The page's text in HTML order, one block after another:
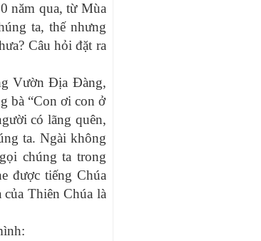
năm qua, từ Mùa
ta, thế nhưng
Câu hỏi đặt ra
Vườn Địa Đàng,
bà “Con ơi con ở
có lãng quên,
ta. Ngài không
chúng ta trong
được tiếng Chúa
Thiên Chúa là